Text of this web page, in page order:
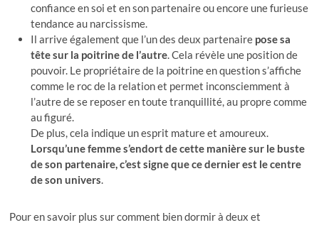
confiance en soi et en son partenaire ou encore une furieuse
tendance au narcissisme.
Il arrive également que l’un des deux partenaire pose sa
tête sur la poitrine de l’autre. Cela révèle une position de
pouvoir. Le propriétaire de la poitrine en question s’affiche
comme le roc de la relation et permet inconsciemment à
l’autre de se reposer en toute tranquillité, au propre comme
au figuré.
De plus, cela indique un esprit mature et amoureux.
Lorsqu’une femme s’endort de cette manière sur le buste
de son partenaire, c’est signe que ce dernier est le centre
de son univers.
Pour en savoir plus sur comment bien dormir à deux et